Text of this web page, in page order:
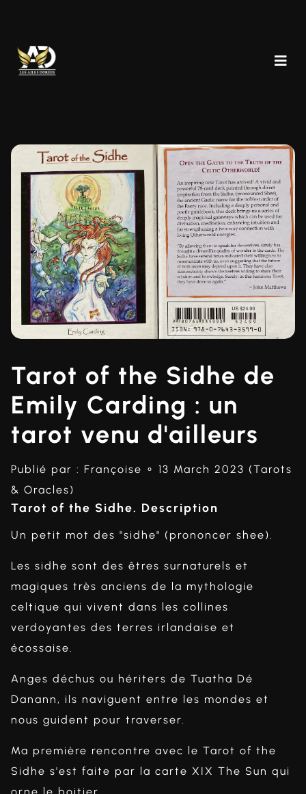
Tarot of the Sidhe de
Emily Carding : un
tarot venu d'ailleurs
Publié par : Françoise ∘ 13 March 2023 (Tarots
& Oracles)
Tarot of the Sidhe. Description
Un petit mot des "sidhe" (prononcer shee).
Les sidhe sont des êtres surnaturels et
magiques très anciens de la mythologie
celtique qui vivent dans les collines
verdoyantes des terres irlandaise et
écossaise.
Anges déchus ou hériters de Tuatha Dé
Danann, ils naviguent entre les mondes et
nous guident pour traverser.
Ma première rencontre avec le Tarot of the
Sidhe s'est faite par la carte XIX The Sun qui